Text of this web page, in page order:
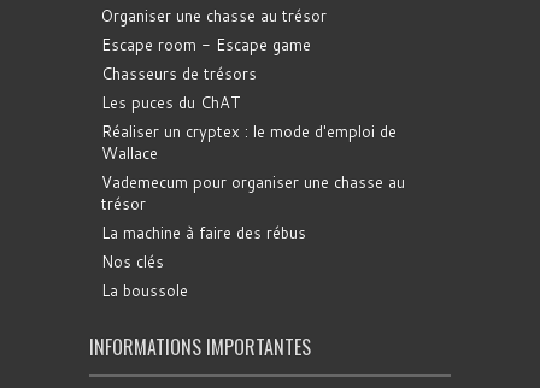
Organiser une chasse au trésor
Escape room - Escape game
Chasseurs de trésors
Les puces du ChAT
Réaliser un cryptex : le mode d'emploi de
Wallace
Vademecum pour organiser une chasse au
trésor
La machine à faire des rébus
Nos clés
La boussole
INFORMATIONS IMPORTANTES